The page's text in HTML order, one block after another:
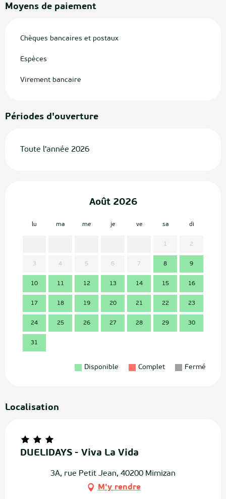
Moyens de paiement
Chèques bancaires et postaux
Espèces
Virement bancaire
Périodes d'ouverture
Toute l'année 2026
Août 2026
lu ma me je ve sa di
1 2
3 4 5 6 7 8 9
10 11 12 13 14 15 16
17 18 19 20 21 22 23
24 25 26 27 28 29 30
31
Disponible Complet Fermé
Localisation
DUELIDAYS - Viva La Vida
3A, rue Petit Jean, 40200 Mimizan
M'y rendre